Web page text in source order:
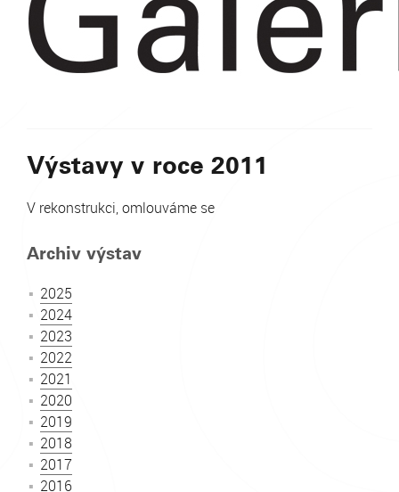
Výstavy v roce 2011
V rekonstrukci, omlouváme se
Archiv výstav
2025
2024
2023
2022
2021
2020
2019
2018
2017
2016